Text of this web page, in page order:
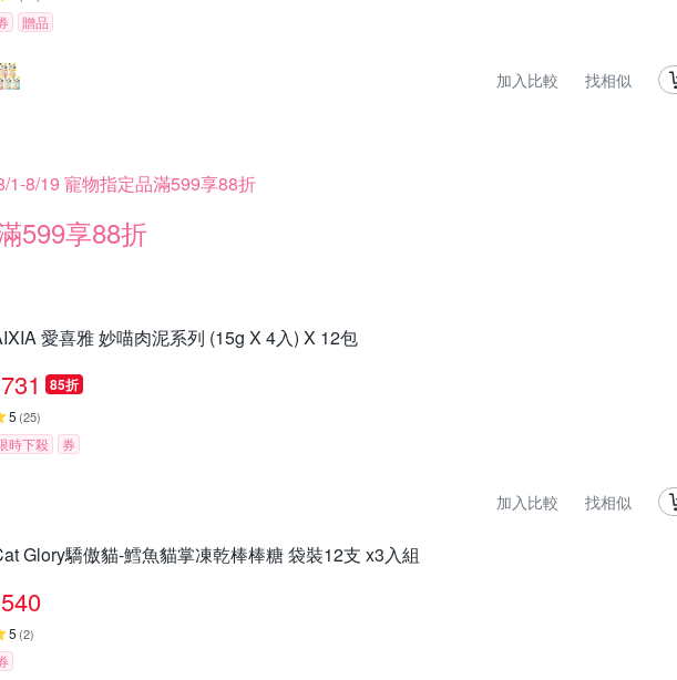
贈品
加入比較 找相似
1-8/19 寵物指定品滿599享88折
599享88折
愛喜雅 妙喵肉泥系列 (15g X 4入) X 12包
731 85折
5 (25)
時下殺 券
加入比較 找相似
Glory驕傲貓-鱈魚貓掌凍乾棒棒糖 袋裝12支 x3入組
540
5 (2)